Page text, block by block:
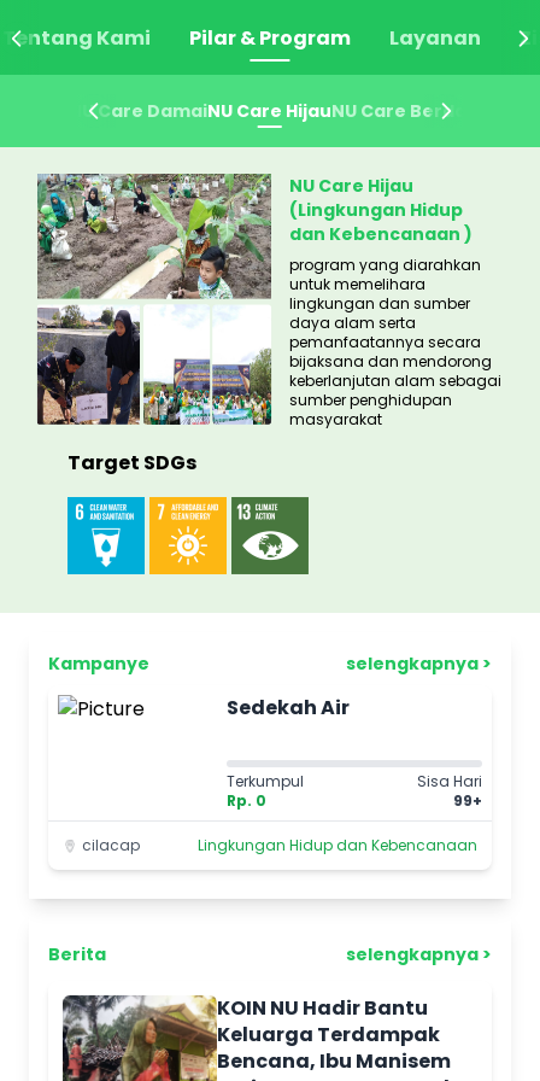
NU Care DamaiNU Care HijauNU Care Berdaya
Tentang Kami Pilar & Program Layanan
NU Care DamaiNU Care HijauNU Care Berdaya
NU Care Hijau
(Lingkungan Hidup
dan Kebencanaan )
program yang diarahkan
untuk memelihara
lingkungan dan sumber
daya alam serta
pemanfaatannya secara
bijaksana dan mendorong
keberlanjutan alam sebagai
sumber penghidupan
masyarakat
Target SDGs
Kampanye selengkapnya >
Sedekah Air
Terkumpul
Rp. 0
Sisa Hari
99+
cilacap Lingkungan Hidup dan Kebencanaan
Berita selengkapnya >
KOIN NU Hadir Bantu
Keluarga Terdampak
Bencana, Ibu Manisem